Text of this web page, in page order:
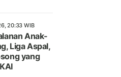
20:33 WIB
Anak-
Liga Aspal,
yang